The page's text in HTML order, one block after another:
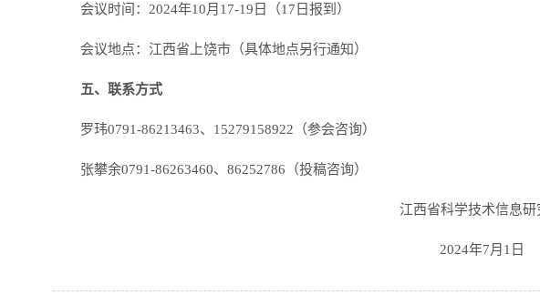
会议时间：2024年10月17-19日（17日报到）
会议地点：江西省上饶市（具体地点另行通知）
五、联系方式
罗玮0791-86213463、15279158922（参会咨询）
张攀余0791-86263460、86252786（投稿咨询）
江西省科学技术信息研
2024年7月1日